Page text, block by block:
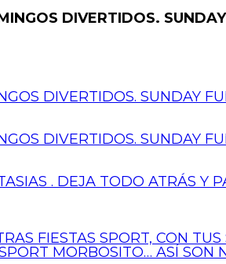
DIVERTIDOS.
DIVERTIDOS. SUNDAY
DIVERTIDOS. SUNDAY
. DEJA TODO ATRÁS Y
FIESTAS SPORT, CON
MORBOSITO… ASÍ SON